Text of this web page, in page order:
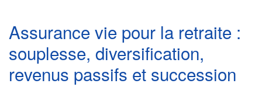
Assurance vie pour la retraite :
souplesse, diversification,
revenus passifs et succession